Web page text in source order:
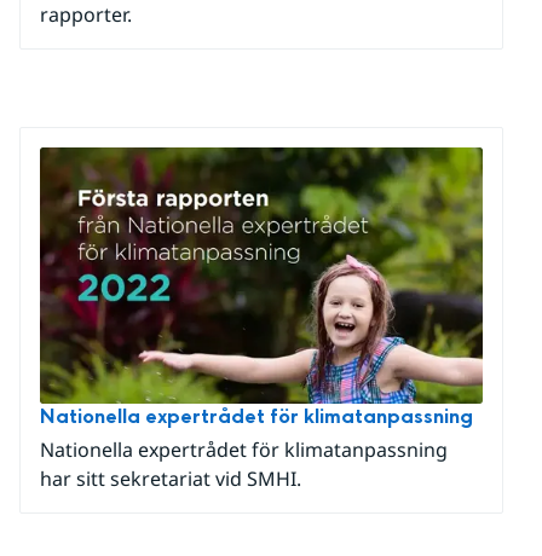
rapporter.
Nationella expertrådet för klimatanpassning
Nationella expertrådet för klimatanpassning
har sitt sekretariat vid SMHI.